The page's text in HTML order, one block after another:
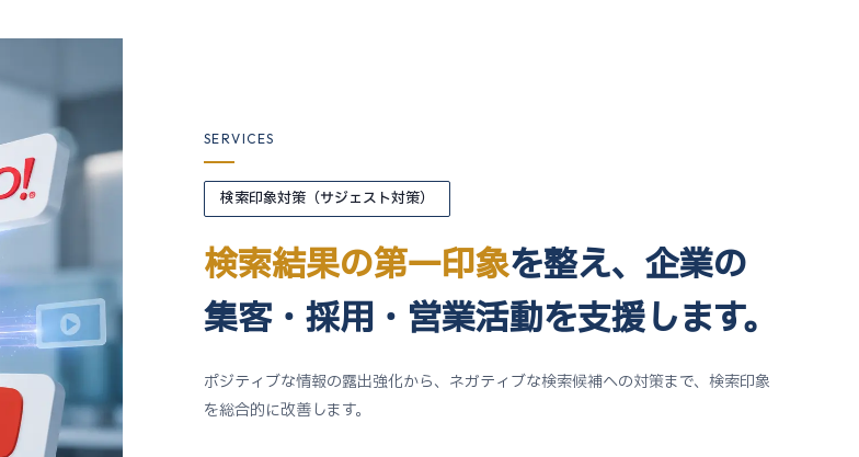
SERVICES
検索印象対策（サジェスト対策）
検索結果の第一印象を整え、 企業の
集客・採用・営業活動を支援します。
ポジティブな情報の露出強化から、ネガティブな検索候補への対策まで、検索印象
を総合的に改善します。